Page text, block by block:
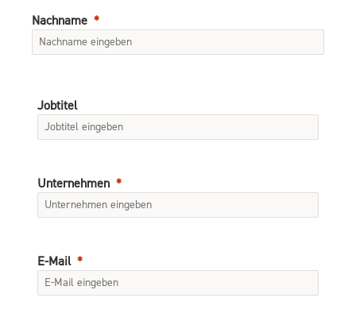
Nachname
Jobtitel
Unternehmen
E-Mail